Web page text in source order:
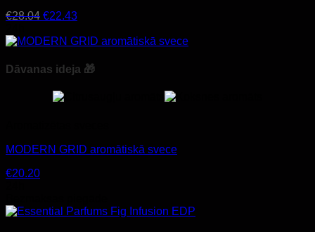
€28.04 Original
was:
€22.43Current
is:
Dāvanas ideja 🎁
MODERN GRID aromātiskā svece
€20.20